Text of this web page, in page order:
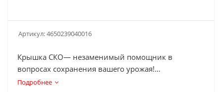
Артикул:4650239040016
Крышка СКО— незаменимый помощник в
вопросах сохранения вашего урожая!
Подробнее